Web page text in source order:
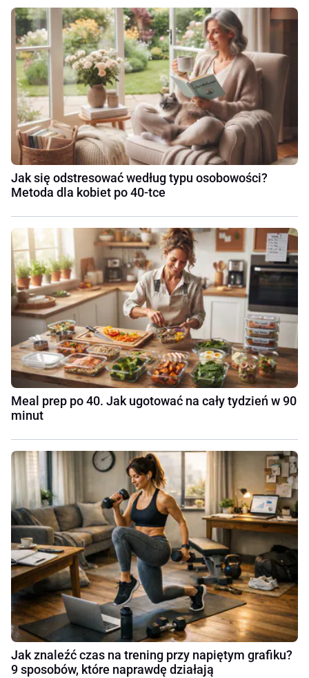
Jak się odstresować według typu osobowości?
Metoda dla kobiet po 40-tce
Meal prep po 40. Jak ugotować na cały tydzień w 90
minut
Jak znaleźć czas na trening przy napiętym grafiku?
9 sposobów, które naprawdę działają